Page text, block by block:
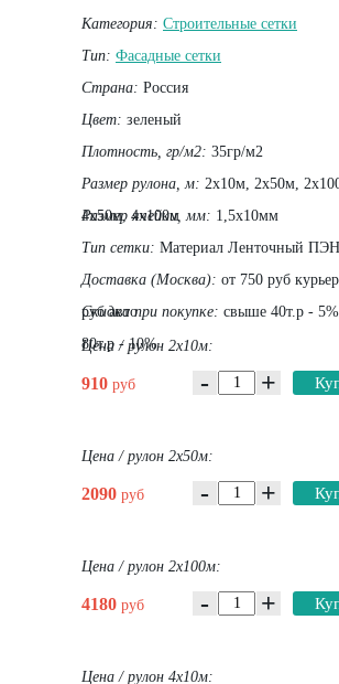
Категория: Строительные сетки
Тип: Фасадные сетки
Страна: Россия
Цвет: зеленый
Плотность, гр/м2: 35гр/м2
Размер рулона, м: 2х10м, 2х50м,
4х50м, 4х100м
Размер ячейки, мм: 1,5х10мм
Тип сетки: Материал Ленточный
Доставка (Москва): от 750 руб
руб авто
Скидка при покупке: свыше 40т.р -
80т.р - 10%
Цена / рулон 2х10м:
910 руб - +
Цена / рулон 2х50м:
2090 руб - +
Цена / рулон 2х100м:
4180 руб - +
Цена / рулон 4х10м: